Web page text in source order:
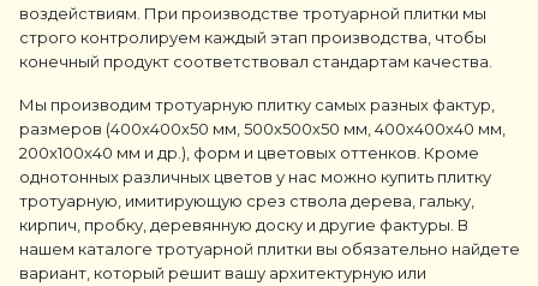
воздействиям. При производстве тротуарной плитки мы
строго контролируем каждый этап производства, чтобы
конечный продукт соответствовал стандартам качества.
Мы производим тротуарную плитку самых разных фактур,
размеров (400х400х50 мм, 500х500х50 мм, 400х400х40 мм,
200х100х40 мм и др.), форм и цветовых оттенков. Кроме
однотонных различных цветов у нас можно купить плитку
тротуарную, имитирующую срез ствола дерева, гальку,
кирпич, пробку, деревянную доску и другие фактуры. В
нашем каталоге тротуарной плитки вы обязательно найдете
вариант, который решит вашу архитектурную или